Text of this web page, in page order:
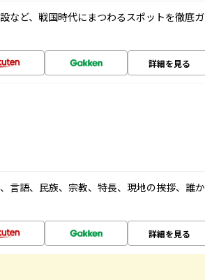
など、戦国時代にまつわるスポットを徹底ガ
詳細を見る
言語、民族、宗教、特長、現地の挨拶、誰か
詳細を見る